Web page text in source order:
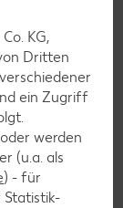
um eine
Zukunft
jeder Cent
KG,
Dritten
ein Zugriff
werden
(u.a. als
) - für
Statistik-